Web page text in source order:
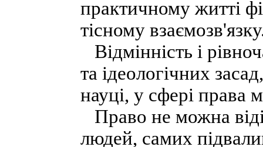
практичному житті
тісному
Відмінність і
та ідеологічних
науці, у сфері права
Право не можна
людей, самих